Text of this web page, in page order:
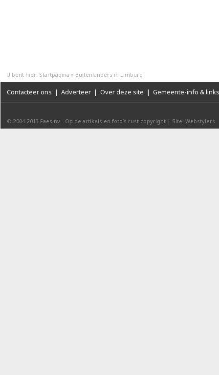
U bent hier: Startpagina » Buitenlanders in Limburg
Contacteer ons | Adverteer | Over deze site | Gemeente-info & links
© 2004-2013 Faes nv - Op de artikels en foto’s rust copyright | Site: Webstylers